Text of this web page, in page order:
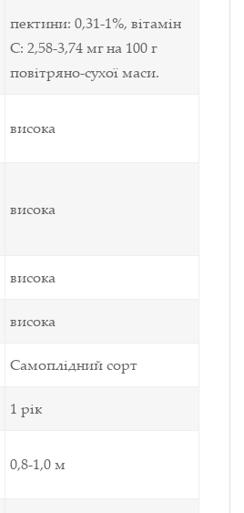
пектини: 0,31-1%, вітамін
С: 2,58-3,74 мг на 100 г
повітряно-сухої маси.
висока
висока
висока
висока
Самоплідний сорт
1 рік
0,8-1,0 м